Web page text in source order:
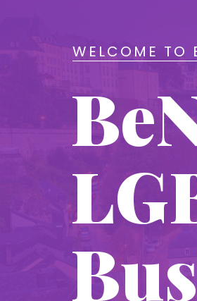
WELCOME TO